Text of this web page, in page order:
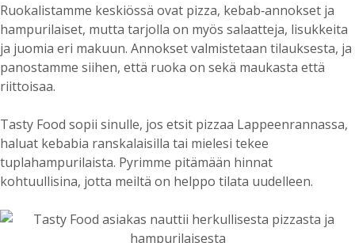
Ruokalistamme keskiössä ovat pizza, kebab‑annokset ja
hampurilaiset, mutta tarjolla on myös salaatteja, lisukkeita
ja juomia eri makuun. Annokset valmistetaan tilauksesta, ja
panostamme siihen, että ruoka on sekä maukasta että
riittoisaa.
Tasty Food sopii sinulle, jos etsit pizzaa Lappeenrannassa,
haluat kebabia ranskalaisilla tai mielesi tekee
tuplahampurilaista. Pyrimme pitämään hinnat
kohtuullisina, jotta meiltä on helppo tilata uudelleen.